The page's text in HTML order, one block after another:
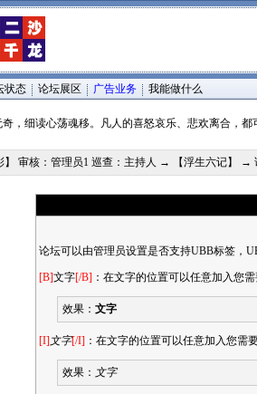
状态 论坛展区 广告业务 我能做什么
，细读心荡魂移。凡人的喜怒哀乐、悲欢离合，都
】 审核：管理员1 巡查：主持人 → 【浮生六记】 →
论坛可以由管理员设置是否支持UBB标签，
[B]文字[/B] ：在文字的位置可以任意加入您
效果： 文字
[I] 文字[/I] ：在文字的位置可以任意加入您需
效果： 文字